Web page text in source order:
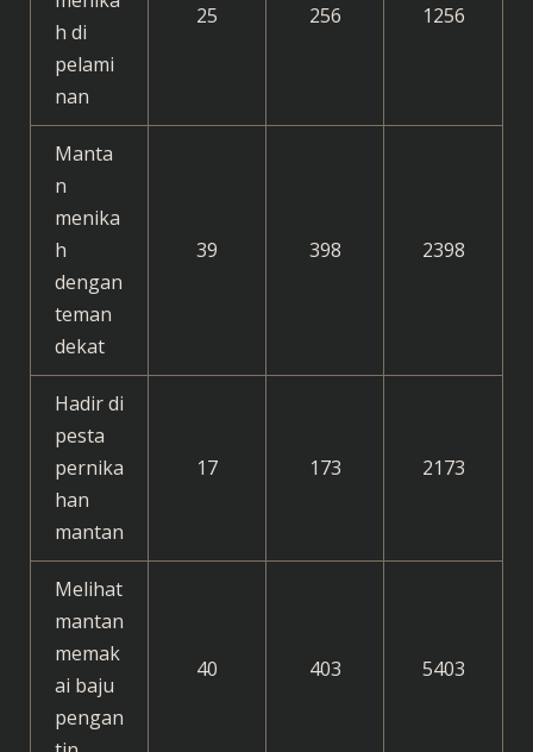
h di
pelami
nan
25 256 1256
Manta
n
menika
h
dengan
teman
dekat
39 398 2398
Hadir di
pesta
pernika
han
mantan
17 173 2173
Melihat
mantan
memak
ai baju
pengan
40 403 5403